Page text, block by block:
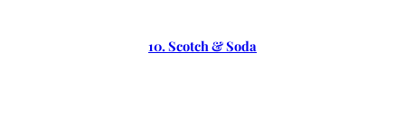
10. Scotch & Soda